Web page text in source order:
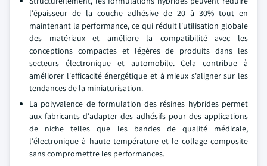
l'épaisseur de la couche adhésive de 20 à 30% tout en
maintenant la performance, ce qui réduit l'utilisation globale
des matériaux et améliore la compatibilité avec les
conceptions compactes et légères de produits dans les
secteurs électronique et automobile. Cela contribue à
améliorer l'efficacité énergétique et à mieux s'aligner sur les
tendances de la miniaturisation.
La polyvalence de formulation des résines hybrides permet
aux fabricants d'adapter des adhésifs pour des applications
de niche telles que les bandes de qualité médicale,
l'électronique à haute température et le collage composite
sans compromettre les performances.